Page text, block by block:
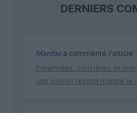
DERNIERS
Manfoua commenté l'article :
Pyramides, croisières et
une saison record malgré